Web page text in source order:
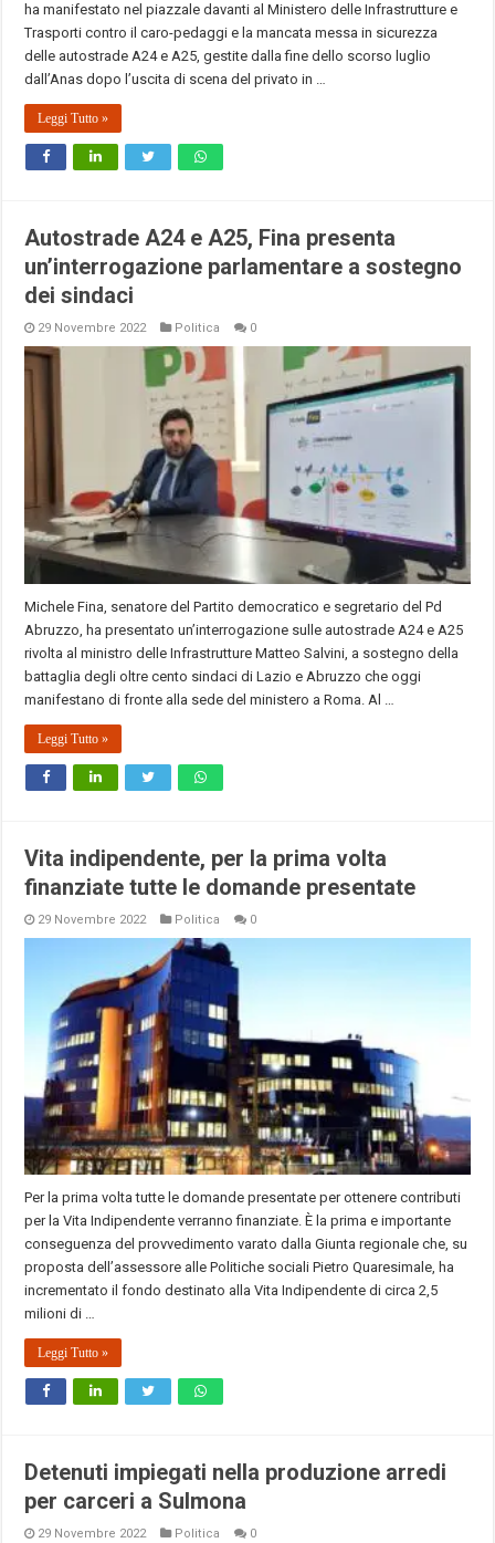
ha manifestato nel piazzale davanti al Ministero delle Infrastrutture e
Trasporti contro il caro-pedaggi e la mancata messa in sicurezza
delle autostrade A24 e A25, gestite dalla fine dello scorso luglio
dall’Anas dopo l’uscita di scena del privato in …
Leggi Tutto »
Autostrade A24 e A25, Fina presenta
un’interrogazione parlamentare a sostegno
dei sindaci
29 Novembre 2022 Politica 0
Michele Fina, senatore del Partito democratico e segretario del Pd
Abruzzo, ha presentato un’interrogazione sulle autostrade A24 e A25
rivolta al ministro delle Infrastrutture Matteo Salvini, a sostegno della
battaglia degli oltre cento sindaci di Lazio e Abruzzo che oggi
manifestano di fronte alla sede del ministero a Roma. Al …
Leggi Tutto »
Vita indipendente, per la prima volta
finanziate tutte le domande presentate
29 Novembre 2022 Politica 0
Per la prima volta tutte le domande presentate per ottenere contributi
per la Vita Indipendente verranno finanziate. È la prima e importante
conseguenza del provvedimento varato dalla Giunta regionale che, su
proposta dell’assessore alle Politiche sociali Pietro Quaresimale, ha
incrementato il fondo destinato alla Vita Indipendente di circa 2,5
milioni di …
Leggi Tutto »
Detenuti impiegati nella produzione arredi
per carceri a Sulmona
29 Novembre 2022 Politica 0